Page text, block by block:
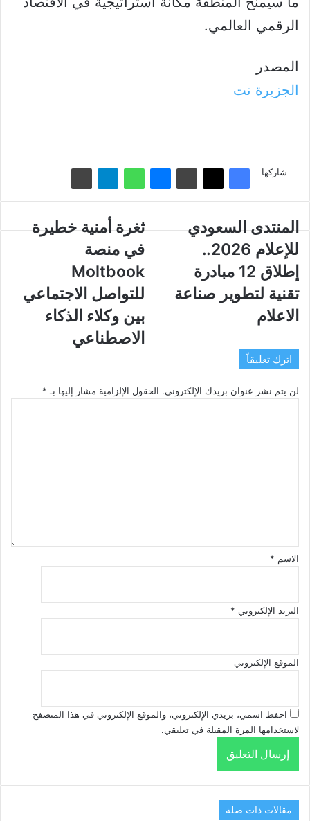
الرقمي العالمي.
المصدر
الجزيرة نت
شاركها
المنتدى
للإعلام
2026..
إطلاق
12
مبادرة
تقنية
صناعة
الاعلام
المنتدى السعودي
للإعلام 2026..
إطلاق 12 مبادرة
تقنية لتطوير صناعة
الاعلام
ثغرة
أمنية
خطيرة
في
منصة
Moltbook
الاجتماعي
بين
ثغرة أمنية خطيرة
في منصة
Moltbook
للتواصل الاجتماعي
بين وكلاء الذكاء
الاصطناعي
اترك تعليقاً
لن يتم نشر عنوان بريدك الإلكتروني. الحقول الإلزامية مشار إليها بـ *
الاسم *
البريد الإلكتروني *
الموقع الإلكتروني
احفظ اسمي، بريدي الإلكتروني، والموقع الإلكتروني في هذا المتصفح
لاستخدامها المرة المقبلة في تعليقي.
مقالات ذات صلة